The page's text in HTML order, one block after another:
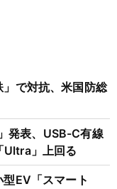
で対抗、米国防総
発表、USB-C有線
」上回る
EV「スマート